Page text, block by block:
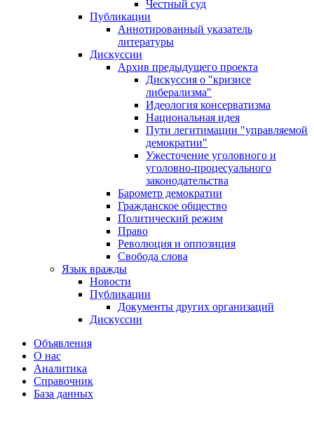
Честный суд
Публикации
Аннотированный указатель
литературы
Дискуссии
Архив предыдущего проекта
Дискуссия о "кризисе
либерализма"
Идеология консерватизма
Национальная идея
Пути легитимации "управляемой
демократии"
Ужесточение уголовного и
уголовно-процесуального
законодательства
Барометр демократии
Гражданское общество
Политический режим
Право
Революция и оппозиция
Свобода слова
Язык вражды
Новости
Публикации
Документы других организаций
Дискуссии
Объявления
О нас
Аналитика
Справочник
База данных